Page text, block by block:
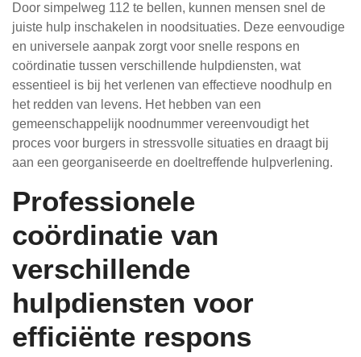
Door simpelweg 112 te bellen, kunnen mensen snel de
juiste hulp inschakelen in noodsituaties. Deze eenvoudige
en universele aanpak zorgt voor snelle respons en
coördinatie tussen verschillende hulpdiensten, wat
essentieel is bij het verlenen van effectieve noodhulp en
het redden van levens. Het hebben van een
gemeenschappelijk noodnummer vereenvoudigt het
proces voor burgers in stressvolle situaties en draagt bij
aan een georganiseerde en doeltreffende hulpverlening.
Professionele
coördinatie van
verschillende
hulpdiensten voor
efficiënte respons